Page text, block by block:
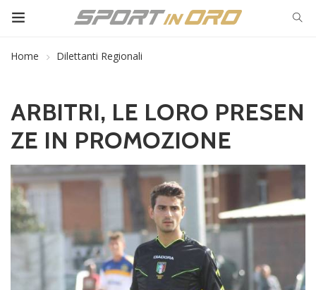
Home Dilettanti Regionali
ARBITRI, LE LORO PRESEN
ZE IN PROMOZIONE